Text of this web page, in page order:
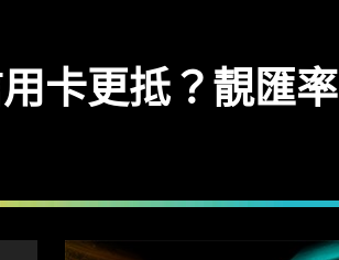
卡更抵？靚匯率